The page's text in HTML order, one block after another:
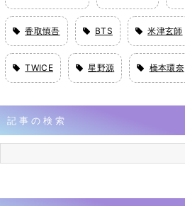
香取慎吾 BTS 米津玄師
TWICE 星野源 橋本環奈
記事の検索